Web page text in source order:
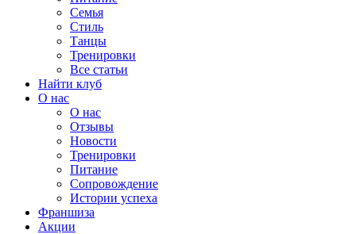
Семья
Стиль
Танцы
Тренировки
Все статьи
Найти клуб
О нас
О нас
Отзывы
Новости
Тренировки
Питание
Сопровождение
Истории успеха
Франшиза
Акции